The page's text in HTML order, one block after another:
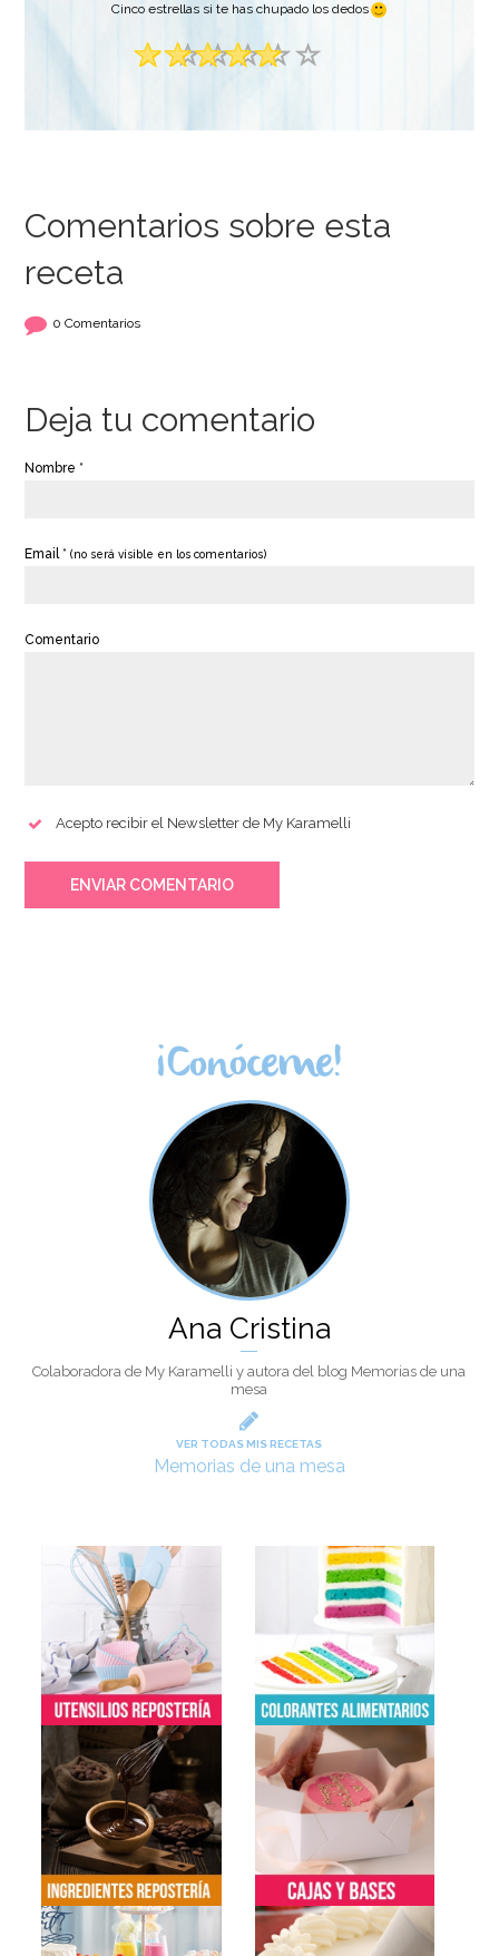
Cinco estrellas si te has chupado los dedos
Comentarios sobre esta
receta
0 Comentarios
Deja tu comentario
Nombre *
Email *(no será visible en los comentarios)
Comentario
Acepto recibir el Newsletter de My Karamelli
ENVIAR COMENTARIO
¡Conóceme!
Ana Cristina
Colaboradora de My Karamelli y autora del blog Memorias de una
mesa
VER TODAS MIS RECETAS
Memorias de una mesa